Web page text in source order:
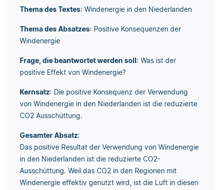
Thema des Textes: Windenergie in den Niederlanden
Thema des Absatzes: Positive Konsequenzen der
Windenergie
Frage, die beantwortet werden soll : Was ist der
positive Effekt von Windenergie?
Kernsatz: Die positive Konsequenz der Verwendung
von Windenergie in den Niederlanden ist die reduzierte
CO2 Ausschüttung.
Gesamter Absatz:
Das positive Resultat der Verwendung von Windenergie
in den Niederlanden ist die reduzierte CO2-
Ausschüttung. Weil das CO2 in den Regionen mit
Windenergie effektiv genutzt wird, ist die Luft in diesen